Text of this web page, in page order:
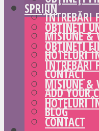
ÎNTREBĂRI
MISIUNE &
HOTELURI
CONTACT
ADD YOUR
BLOG
SPRIJIN
OBȚINEȚI
OBȚINEȚI
ÎNTREBĂRI
MISIUNE &
HOTELURI
CONTACT